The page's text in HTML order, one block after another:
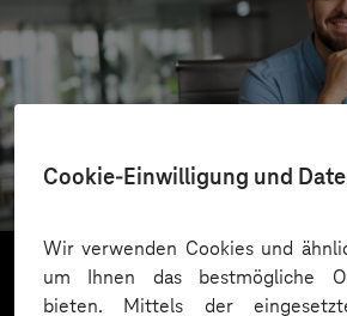
Cookie-Einwilligung und
Wir verwenden Cookies und
um Ihnen das bestmögliche
bieten. Mittels der
Cloudbasierter Kundenservice